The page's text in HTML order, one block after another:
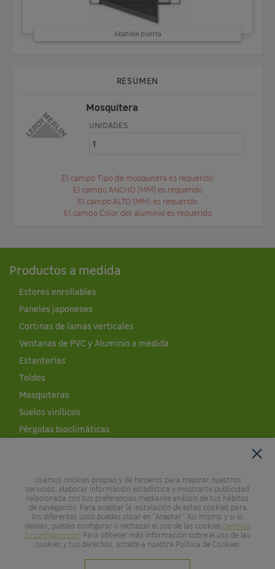
Abatible puerta
RESUMEN
Mosquitera
UNIDADES
El campo Tipo de mosquitera es requerido
El campo ANCHO (MM) es requerido
El campo ALTO (MM) es requerido
El campo Color del aluminio es requerido
Productos a medida
Estores enrollables
Paneles japoneses
Cortinas de lamas verticales
Ventanas de PVC y Aluminio a medida
Estanterías
Toldos
Mosquiteras
Suelos vinílicos
Pérgolas bioclimáticas
Leroy Merlin
Empresa
Empleo
Noticias
APP LEROY MERLIN
Usamos cookies propias y de terceros para mejorar nuestros
servicios, elaborar información estadística y mostrarte publicidad
relacionada con tus preferencias mediante análisis de tus hábitos
de navegación. Para aceptar la instalación de estas cookies para
los diferentes usos puedes clicar en "Aceptar". Asi mismo y si lo
deseas, puedes configurar o rechazar el uso de las cookies cambiar
tu configuración . Para obtener más información sobre el uso de las
cookies y tus derechos, accede a nuestra Política de Cookies